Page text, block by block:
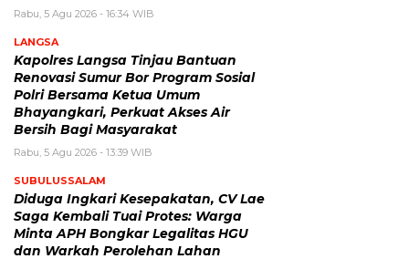
Rabu, 5 Agu 2026 - 16:34 WIB
LANGSA
Kapolres Langsa Tinjau Bantuan
Renovasi Sumur Bor Program Sosial
Polri Bersama Ketua Umum
Bhayangkari, Perkuat Akses Air
Bersih Bagi Masyarakat
Rabu, 5 Agu 2026 - 13:39 WIB
SUBULUSSALAM
Diduga Ingkari Kesepakatan, CV Lae
Saga Kembali Tuai Protes: Warga
Minta APH Bongkar Legalitas HGU
dan Warkah Perolehan Lahan